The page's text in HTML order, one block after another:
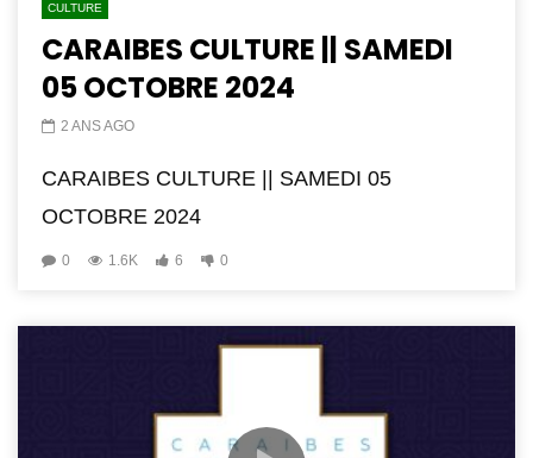
CULTURE
CARAIBES CULTURE || SAMEDI
05 OCTOBRE 2024
2 ANS AGO
CARAIBES CULTURE || SAMEDI 05
OCTOBRE 2024
0 1.6K 6 0